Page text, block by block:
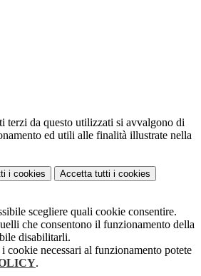
terzi da questo utilizzati si avvalgono di
ed utili alle finalità illustrate nella
i cookies Accetta tutti i cookies
scegliere quali cookie consentire.
che consentono il funzionamento della
disabilitarli.
cookie necessari al funzionamento potete
.